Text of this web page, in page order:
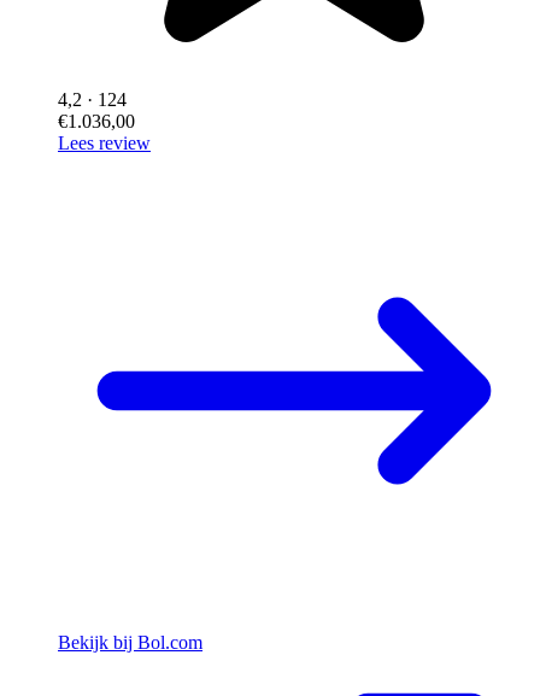
4,2 · 124
€1.036,00
Lees review
Bekijk bij Bol.com